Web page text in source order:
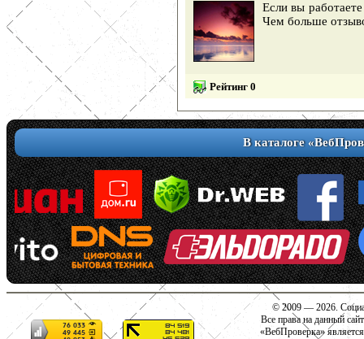
Если вы
Чем больше
Рейтинг 0
В каталоге
© 2009 — 2026.
Все права на данный
«ВебПроверка»